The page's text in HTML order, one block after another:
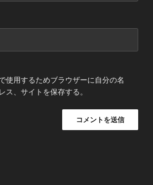
使用するためブラウザーに自分の名
ス、サイトを保存する。